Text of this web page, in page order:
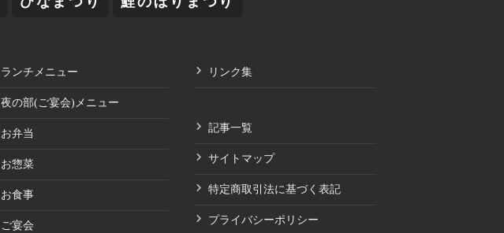
ランチメニュー
夜の部(ご宴会)メニュー
お弁当
お惣菜
お食事
ご宴会
リンク集
記事一覧
サイトマップ
特定商取引法に基づく表記
プライバシーポリシー